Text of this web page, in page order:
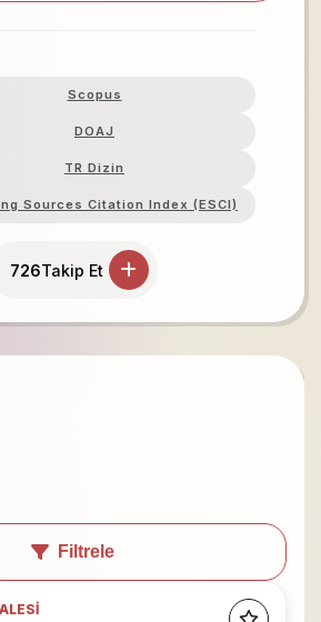
Scopus
DOAJ
TR Dizin
Sources Citation Index (ESCI)
726Takip Et
Filtrele